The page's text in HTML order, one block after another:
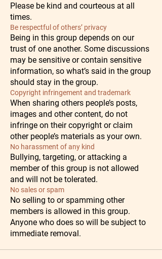
Please be kind and courteous at all
times.
Be respectful of others’ privacy
Being in this group depends on our
trust of one another. Some discussions
may be sensitive or contain sensitive
information, so what’s said in the group
should stay in the group.
Copyright infringement and trademark
When sharing others people’s posts,
images and other content, do not
infringe on their copyright or claim
other people’s materials as your own.
No harassment of any kind
Bullying, targeting, or attacking a
member of this group is not allowed
and will not be tolerated.
No sales or spam
No selling to or spamming other
members is allowed in this group.
Anyone who does so will be subject to
immediate removal.